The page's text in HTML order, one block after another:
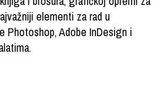
elementi za rad u
Photoshop, Adobe InDesign i